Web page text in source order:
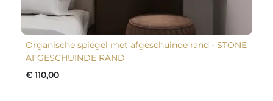
Organische spiegel met afgeschuinde rand - STONE
AFGESCHUINDE RAND
€ 110,00